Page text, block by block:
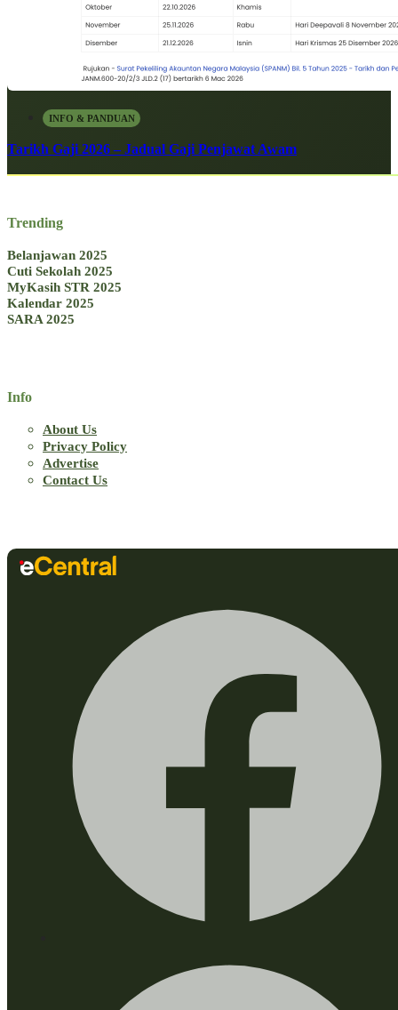
INFO & PANDUAN
Tarikh Gaji 2026 – Jadual Gaji Penjawat Awam
Trending
Belanjawan 2025
Cuti Sekolah 2025
MyKasih STR 2025
Kalendar 2025
SARA 2025
Info
About Us
Privacy Policy
Advertise
Contact Us